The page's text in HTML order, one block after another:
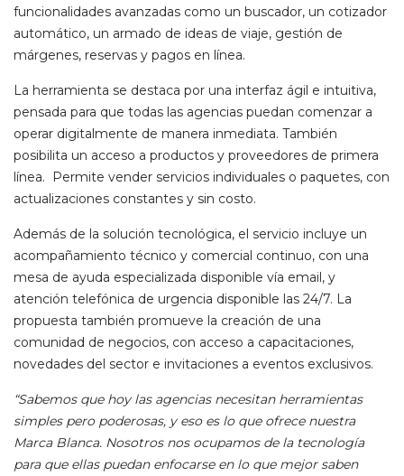
funcionalidades avanzadas como un buscador, un cotizador
automático, un armado de ideas de viaje, gestión de
márgenes, reservas y pagos en línea.
La herramienta se destaca por una interfaz ágil e intuitiva,
pensada para que todas las agencias puedan comenzar a
operar digitalmente de manera inmediata. También
posibilita un acceso a productos y proveedores de primera
línea. Permite vender servicios individuales o paquetes, con
actualizaciones constantes y sin costo.
Además de la solución tecnológica, el servicio incluye un
acompañamiento técnico y comercial continuo, con una
mesa de ayuda especializada disponible vía email, y
atención telefónica de urgencia disponible las 24/7. La
propuesta también promueve la creación de una
comunidad de negocios, con acceso a capacitaciones,
novedades del sector e invitaciones a eventos exclusivos.
“Sabemos que hoy las agencias necesitan herramientas
simples pero poderosas, y eso es lo que ofrece nuestra
Marca Blanca. Nosotros nos ocupamos de la tecnología
para que ellas puedan enfocarse en lo que mejor saben